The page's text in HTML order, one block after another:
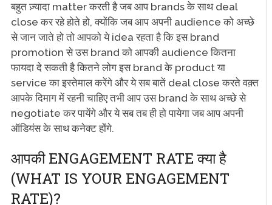
बहुत ज़्यादा matter करती है जब आप brands के साथ deal
close कर रहे होते हो, क्योंकि जब आप अपनी audience को अच्छे
से जान जाते हो तो आपको ये idea रहता है कि इस brand
promotion से उस brand को आपकी audience कितना
फायदा दे सकती है कितने लोग इस brand के product या
service का इस्तेमाल करेंगे और ये सब बातें deal close करते वक़्त
आपके दिमाग में रहनी चाहिए तभी आप उस brand के साथ अच्छे से
negotiate कर पायेंगे और ये सब तब ही हो पायेगा जब आप अपनी
ऑडियंस के साथ कनेक्ट होंगे.
आपकी ENGAGEMENT RATE क्या है
(WHAT IS YOUR ENGAGEMENT
RATE)?